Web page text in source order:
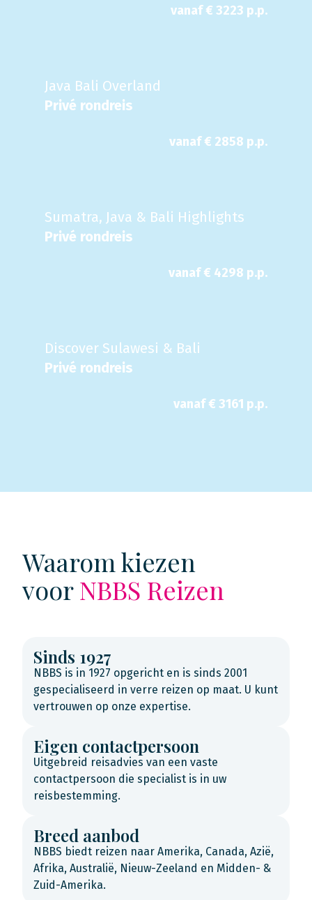
vanaf € 3223 p.p.
Java Bali Overland
Privé rondreis
vanaf € 2858 p.p.
Sumatra, Java & Bali Highlights
Privé rondreis
vanaf € 4298 p.p.
Discover Sulawesi & Bali
Privé rondreis
vanaf € 3161 p.p.
Waarom kiezen
voorNBBS Reizen
Sinds 1927
NBBS is in 1927 opgericht en is sinds 2001
gespecialiseerd in verre reizen op maat. U kunt
vertrouwen op onze expertise.
Eigen contactpersoon
Uitgebreid reisadvies van een vaste
contactpersoon die specialist is in uw
reisbestemming.
Breed aanbod
NBBS biedt reizen naar Amerika, Canada, Azië,
Afrika, Australië, Nieuw-Zeeland en Midden- &
Zuid-Amerika.